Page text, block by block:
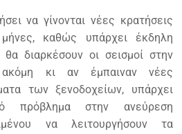
να γίνονται νέες κρατήσεις
καθώς υπάρχει έκδηλη
διαρκέσουν οι σεισμοί στην
κι αν έμπαιναν νέες
των ξενοδοχείων, υπάρχει
πρόβλημα στην ανεύρεση
να λειτουργήσουν τα